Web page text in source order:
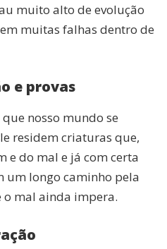
muito alto de evolução
muitas falhas dentro de
e provas
nosso mundo se
residem criaturas que,
e do mal e já com certa
um longo caminho pela
o mal ainda impera.